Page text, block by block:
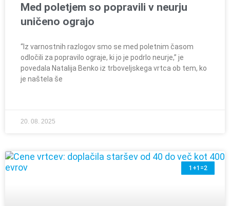
Med poletjem so popravili v neurju
uničeno ograjo
“Iz varnostnih razlogov smo se med poletnim časom
odločili za popravilo ograje, ki jo je podrlo neurje,” je
povedala Natalija Benko iz trboveljskega vrtca ob tem, ko
je naštela še
20. 08. 2025
1+1=2